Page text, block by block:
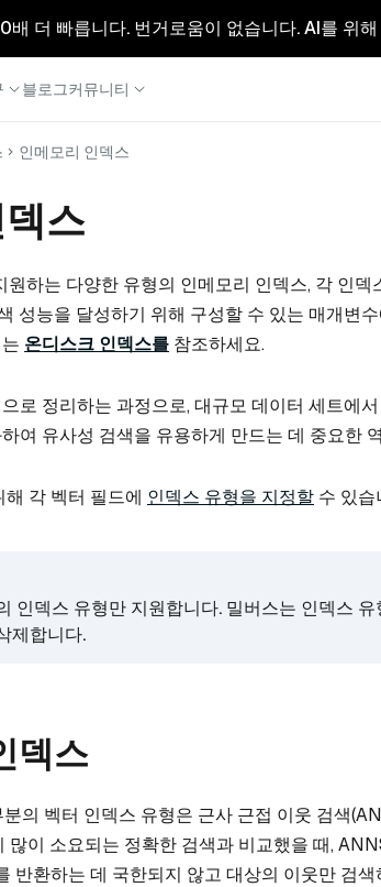
더 빠릅니다. 번거로움이 없습니다. AI를 위
블로그커뮤니티
인메모리 인덱스
스
하는 다양한 유형의 인메모리 인덱스, 각 인덱
성능을 달성하기 위해 구성할 수 있는 매개변
온디스크 인덱스를 참조하세요.
로 정리하는 과정으로, 대규모 데이터 세트에
여 유사성 검색을 유용하게 만드는 데 중요한
각 벡터 필드에 인덱스 유형을 지정할 수 있습
인덱스 유형만 지원합니다. 밀버스는 인덱스 유
제합니다.
덱스
의 벡터 인덱스 유형은 근사 근접 이웃 검색
많이 소요되는 정확한 검색과 비교했을 때,
반환하는 데 국한되지 않고 대상의 이웃만 검